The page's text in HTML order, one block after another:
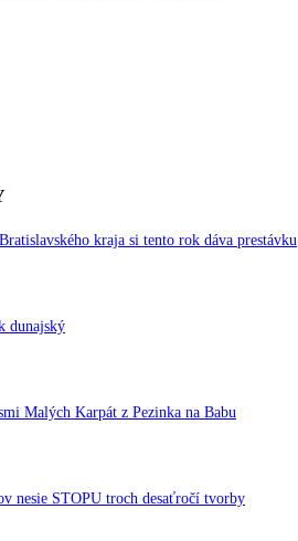
kraja si tento rok dáva prestávku
dunajský
Malých Karpát z Pezinka na Babu
nesie STOPU troch desaťročí tvorby